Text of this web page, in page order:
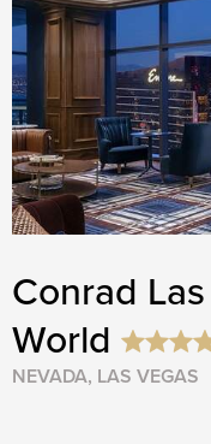
Conrad
World
NEVADA, LAS VEGAS